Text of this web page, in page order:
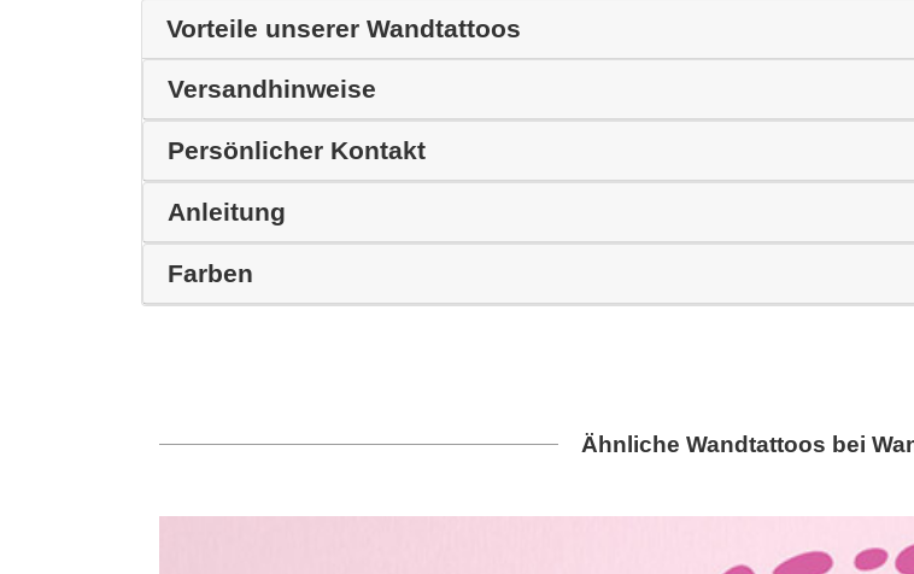
Vorteile unserer Wandtattoos
Versandhinweise
Persönlicher Kontakt
Anleitung
Farben
Ähnliche Wandtattoos bei